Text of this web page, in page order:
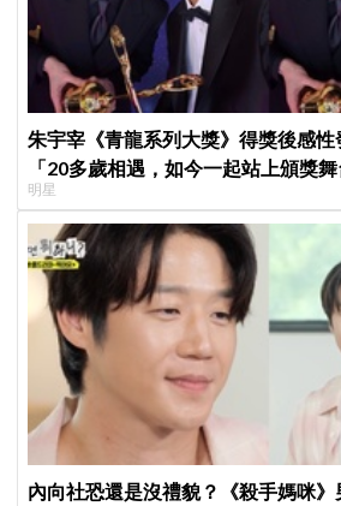
朱宇宰《青龍系列大獎》得獎後感
「20多歲相遇，如今一起站上頒獎舞
明星
內向社恐還是沒禮貌？《殺手媽咪